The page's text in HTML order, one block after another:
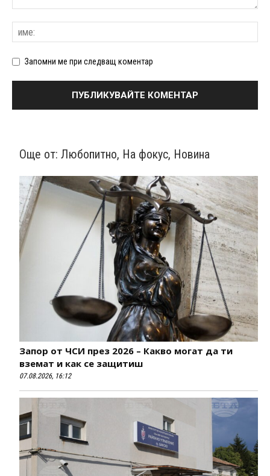
Запомни ме при следващ коментар
Още от: Любопитно, На фокус, Новина
Запор от ЧСИ през 2026 – Какво могат да ти
вземат и как се защитиш
07.08.2026, 16:12